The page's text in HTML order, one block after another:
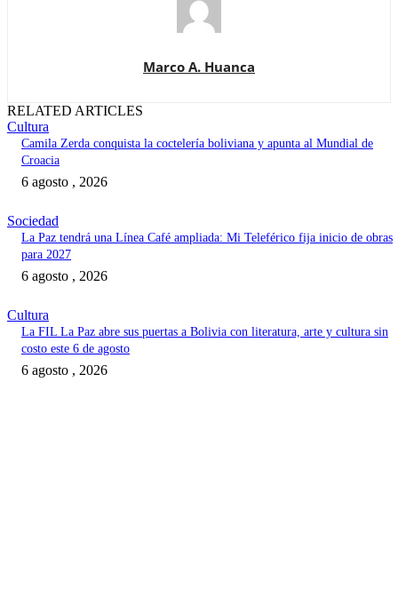
Marco A. Huanca
RELATED ARTICLES
Cultura
Camila Zerda conquista la coctelería boliviana y apunta al Mundial de
Croacia
6 agosto , 2026
Sociedad
La Paz tendrá una Línea Café ampliada: Mi Teleférico fija inicio de obras
para 2027
6 agosto , 2026
Cultura
La FIL La Paz abre sus puertas a Bolivia con literatura, arte y cultura sin
costo este 6 de agosto
6 agosto , 2026